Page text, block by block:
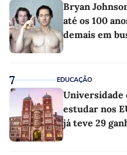
Bryan
até os 100
demais em
7 EDUCAÇÃO
Universidade
estudar nos
já teve 29